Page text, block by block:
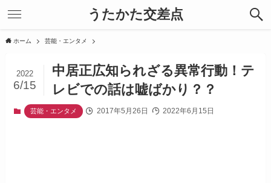
うたかた交差点
ホーム 芸能・エンタメ
中居正広知られざる異常行動！テ
レビでの話は嘘ばかり？？
2022
6/15
芸能・エンタメ 2017年5月26日 2022年6月15日